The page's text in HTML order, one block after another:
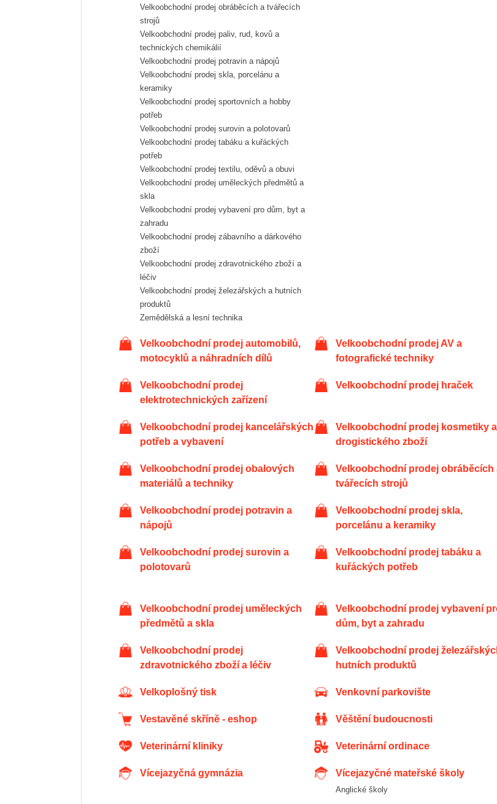
Velkoobchodní prodej obráběcích a tvářecích
strojů
Velkoobchodní prodej paliv, rud, kovů a
technických chemikálií
Velkoobchodní prodej potravin a nápojů
Velkoobchodní prodej skla, porcelánu a
keramiky
Velkoobchodní prodej sportovních a hobby
potřeb
Velkoobchodní prodej surovin a polotovarů
Velkoobchodní prodej tabáku a kuřáckých
potřeb
Velkoobchodní prodej textilu, oděvů a obuvi
Velkoobchodní prodej uměleckých předmětů a
skla
Velkoobchodní prodej vybavení pro dům, byt a
zahradu
Velkoobchodní prodej zábavního a dárkového
zboží
Velkoobchodní prodej zdravotnického zboží a
léčiv
Velkoobchodní prodej železářských a hutních
produktů
Zemědělská a lesní technika
Velkoobchodní prodej automobilů,
motocyklů a náhradních dílů
Velkoobchodní prodej AV a
fotografické techniky
Velkoobchodní prodej
elektrotechnických zařízení
Velkoobchodní prodej hraček
Velkoobchodní prodej kancelářských
potřeb a vybavení
Velkoobchodní prodej kosmetiky a
drogistického zboží
Velkoobchodní prodej obalových
materiálů a techniky
Velkoobchodní prodej obráběcích a
tvářecích strojů
Velkoobchodní prodej potravin a
nápojů
Velkoobchodní prodej skla,
porcelánu a keramiky
Velkoobchodní prodej surovin a
polotovarů
Velkoobchodní prodej tabáku a
kuřáckých potřeb
Velkoobchodní prodej uměleckých
předmětů a skla
Velkoobchodní prodej vybavení pro
dům, byt a zahradu
Velkoobchodní prodej
zdravotnického zboží a léčiv
Velkoobchodní prodej železářských a
hutních produktů
Velkoplošný tisk Venkovní parkovište
Vestavěné skříně - eshop Věštění budoucnosti
Veterinární kliniky Veterinární ordinace
Vícejazyčná gymnázia Vícejazyčné mateřské školy
Anglické školy